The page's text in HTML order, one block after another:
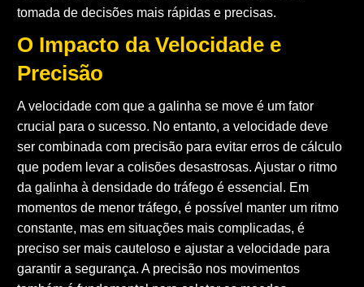
tomada de decisões mais rápidas e precisas.
O Impacto da Velocidade e
Precisão
A velocidade com que a galinha se move é um fator
crucial para o sucesso. No entanto, a velocidade deve
ser combinada com precisão para evitar erros de cálculo
que podem levar a colisões desastrosas. Ajustar o ritmo
da galinha à densidade do tráfego é essencial. Em
momentos de menor tráfego, é possível manter um ritmo
constante, mas em situações mais complicadas, é
preciso ser mais cauteloso e ajustar a velocidade para
garantir a segurança. A precisão nos movimentos